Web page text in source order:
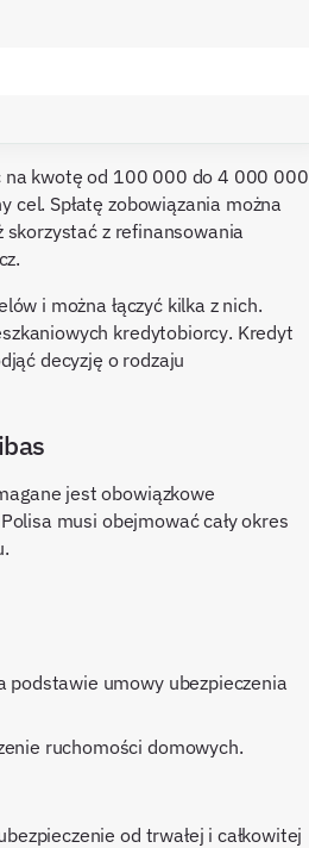
na kwotę od 100 000 do 4 000 000
cel. Spłatę zobowiązania można
z refinansowania
i można łączyć kilka z nich.
kredytobiorcy. Kredyt
decyzję o rodzaju
jest obowiązkowe
musi obejmować cały okres
ruchomości domowych.